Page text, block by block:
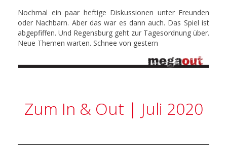
Nochmal ein paar heftige Diskussionen unter Freunden
oder Nachbarn. Aber das war es dann auch. Das Spiel ist
abgepfiffen. Und Regensburg geht zur Tagesordnung über.
Neue Themen warten. Schnee von gestern
Zum In & Out | Juli 2020